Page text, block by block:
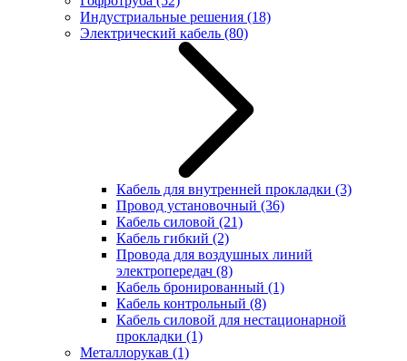
Индустриальные решения (18)
Электрический кабель (80)
Кабель для внутренней прокладки (3)
Провод установочный (36)
Кабель силовой (21)
Кабель гибкий (2)
Провода для воздушных линий
электропередач (8)
Кабель бронированный (1)
Кабель контрольный (8)
Кабель силовой для нестационарной
прокладки (1)
Металлорукав (1)